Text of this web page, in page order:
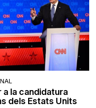
a la candidatura
dels Estats Units